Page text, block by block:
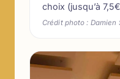
choix (jusqu’à
Crédit photo : Damien